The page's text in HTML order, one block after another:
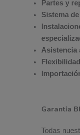
Partes y
Sistema
Asistencia
Garantía
Todas